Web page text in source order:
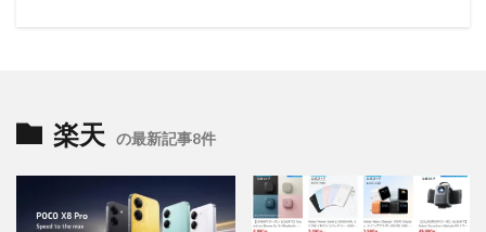
楽天 の最新記事8件